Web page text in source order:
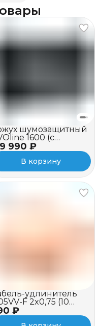
990 ₽
шумозащитный
1600 (c
В корзину
₽
удлинитель
F 2x0,75 (10
оранжевый)